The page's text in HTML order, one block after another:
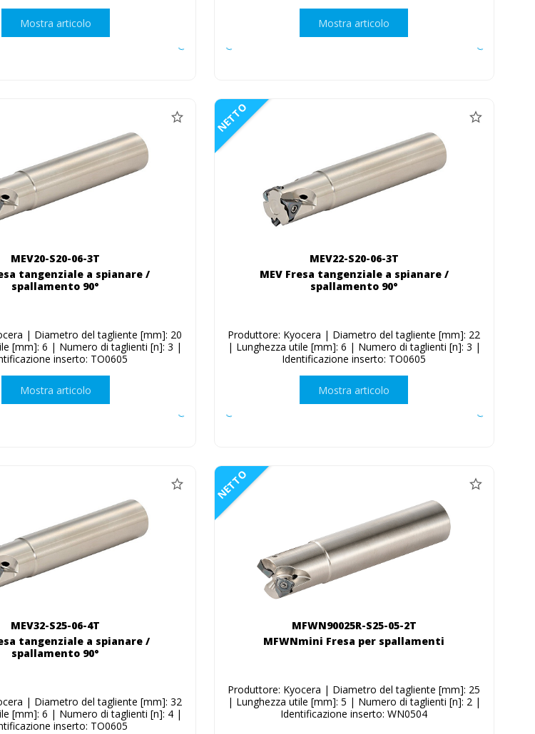
Mostra articolo Mostra articolo
MEV20-S20-06-3T
tangenziale a spianare /
spallamento 90°
| Diametro del tagliente [mm]: 20
[mm]: 6 | Numero di taglienti [n]: 3 |
inserto: TO0605
Mostra articolo
NETTO
MEV22-S20-06-3T
MEV Fresa tangenziale a spianare /
spallamento 90°
Produttore: Kyocera | Diametro del tagliente [mm]: 22
| Lunghezza utile [mm]: 6 | Numero di taglienti [n]: 3 |
Identificazione inserto: TO0605
Mostra articolo
MEV32-S25-06-4T
tangenziale a spianare /
spallamento 90°
| Diametro del tagliente [mm]: 32
[mm]: 6 | Numero di taglienti [n]: 4 |
inserto: TO0605
NETTO
MFWN90025R-S25-05-2T
MFWNmini Fresa per spallamenti
Produttore: Kyocera | Diametro del tagliente [mm]: 25
| Lunghezza utile [mm]: 5 | Numero di taglienti [n]: 2 |
Identificazione inserto: WN0504